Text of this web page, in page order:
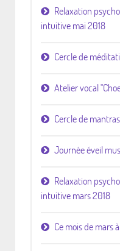
Relaxation
intuitive mai 2018
Cercle de
Atelier vocal
Cercle de
Journée éveil
Relaxation
intuitive mars 2018
Ce mois de mars